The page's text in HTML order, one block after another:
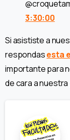
3:30:00
Si asististe a
respondasesta
importante para
de cara a